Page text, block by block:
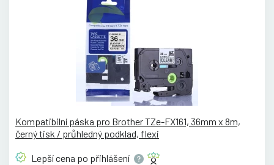
Kompatibilní páska pro Brother TZe-FX161, 36mm x 8m,
černý tisk / průhledný podklad, flexi
Lepší cena po přihlášení